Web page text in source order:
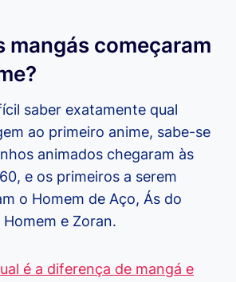
mangás começaram
saber exatamente qual
ao primeiro anime, sabe-se
animados chegaram às
e os primeiros a serem
o Homem de Aço, Ás do
e Zoran.
é a diferença de mangá e